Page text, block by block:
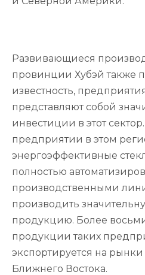
Развивающиеся
провинции Хубэй также
известность,
представляют собой
инвестиции в этот
предприятии в этом
энергоэффективные
полностью
производственными
производить
продукцию. Более
продукции таких
экспортируется на
Ближнего Востока.